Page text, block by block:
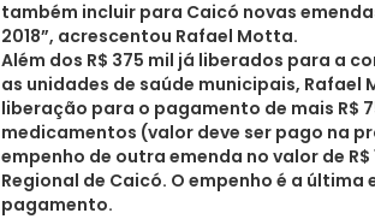
também incluir para Caicó novas
2018”, acrescentou Rafael Motta.
Além dos R$ 375 mil já liberados para a
as unidades de saúde municipais, Rafael
liberação para o pagamento de mais R$
medicamentos (valor deve ser pago na
empenho de outra emenda no valor de
Regional de Caicó. O empenho é a
pagamento.